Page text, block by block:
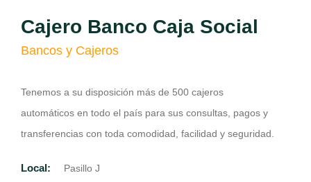
Cajero Banco Caja Social
Bancos y Cajeros
Tenemos a su disposición más de 500 cajeros
automáticos en todo el país para sus consultas, pagos y
transferencias con toda comodidad, facilidad y seguridad.
Local: Pasillo J